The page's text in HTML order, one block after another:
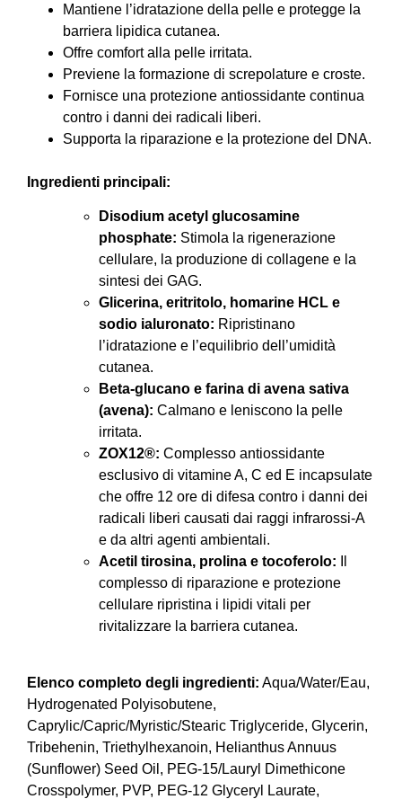
Mantiene l’idratazione della pelle e protegge la
barriera lipidica cutanea.
Offre comfort alla pelle irritata.
Previene la formazione di screpolature e croste.
Fornisce una protezione antiossidante continua
contro i danni dei radicali liberi.
Supporta la riparazione e la protezione del DNA.
Ingredienti principali:
Disodium acetyl glucosamine
phosphate: Stimola la rigenerazione
cellulare, la produzione di collagene e la
sintesi dei GAG.
Glicerina, eritritolo, homarine HCL e
sodio ialuronato: Ripristinano
l’idratazione e l’equilibrio dell’umidità
cutanea.
Beta-glucano e farina di avena sativa
(avena): Calmano e leniscono la pelle
irritata.
ZOX12®: Complesso antiossidante
esclusivo di vitamine A, C ed E incapsulate
che offre 12 ore di difesa contro i danni dei
radicali liberi causati dai raggi infrarossi-A
e da altri agenti ambientali.
Acetil tirosina, prolina e tocoferolo:
complesso di riparazione e protezione
cellulare ripristina i lipidi vitali per
rivitalizzare la barriera cutanea.
Elenco completo degli ingredienti: Aqua/Water/Eau,
Hydrogenated Polyisobutene,
Caprylic/Capric/Myristic/Stearic Triglyceride, Glycerin,
Tribehenin, Triethylhexanoin, Helianthus Annuus
(Sunflower) Seed Oil, PEG-15/Lauryl Dimethicone
Crosspolymer, PVP, PEG-12 Glyceryl Laurate,